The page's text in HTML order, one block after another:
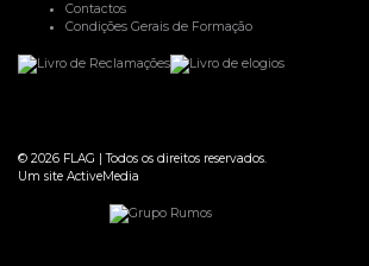
Contactos
Condições Gerais de Formação
© 2026 FLAG |Todos os direitos reservados.
Um site ActiveMedia